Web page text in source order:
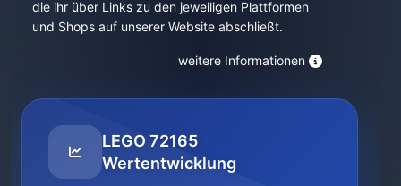
die ihr über Links zu den jeweiligen Plattformen
und Shops auf unserer Website abschließt.
weitere Informationen
LEGO 72165
Wertentwicklung